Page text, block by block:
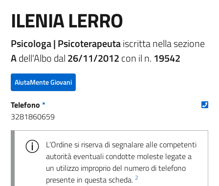
ILENIA LERRO
Psicologa | Psicoterapeutaiscritta nella sezione
Adell'Albo dal26/11/2012con il n. 19542
AiutaMente Giovani
Telefono *
3281860659
L’Ordine si riserva di segnalare alle competenti
autorità eventuali condotte moleste legate a
un utilizzo improprio del numero di telefono
presente in questa scheda. 2